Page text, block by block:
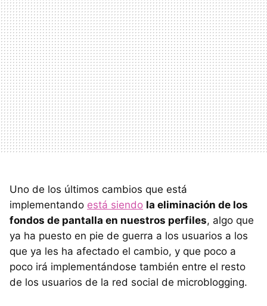
Uno de los últimos cambios que está
implementando está siendo la eliminación de los
fondos de pantalla en nuestros perfiles, algo que
ya ha puesto en pie de guerra a los usuarios a los
que ya les ha afectado el cambio, y que poco a
poco irá implementándose también entre el resto
de los usuarios de la red social de microblogging.